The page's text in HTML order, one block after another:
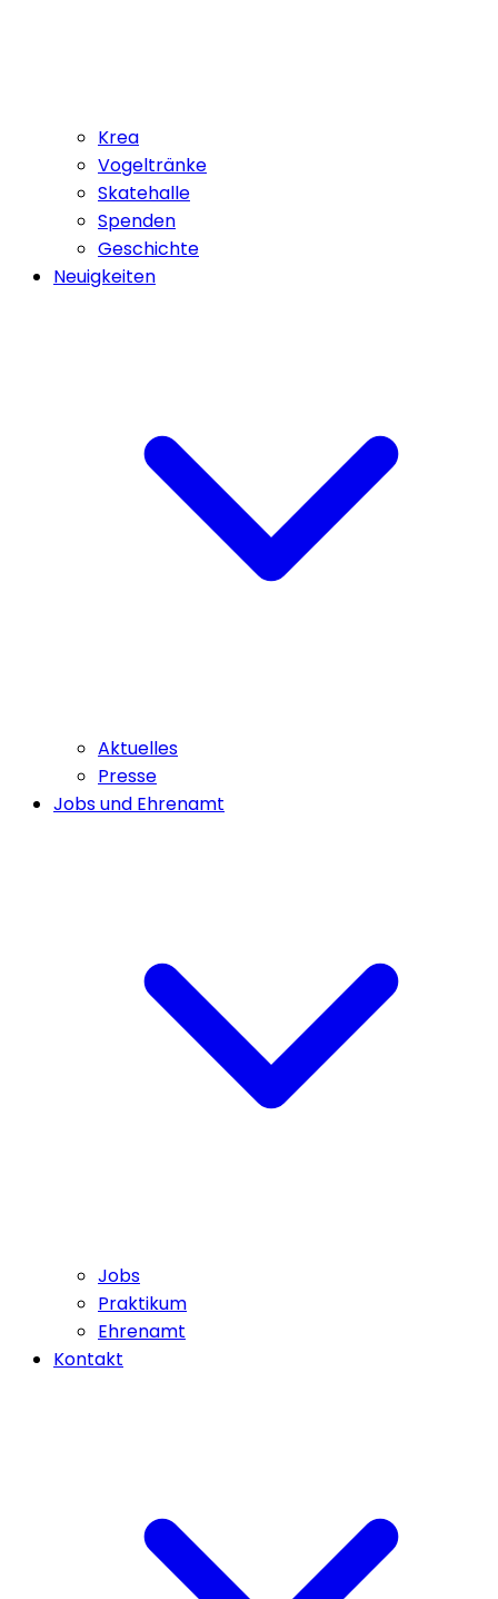
Krea
Vogeltränke
Skatehalle
Spenden
Geschichte
Neuigkeiten
Aktuelles
Presse
Jobs und Ehrenamt
Jobs
Praktikum
Ehrenamt
Kontakt